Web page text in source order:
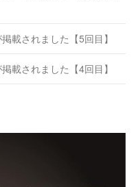
載されました【5回目】
載されました【4回目】